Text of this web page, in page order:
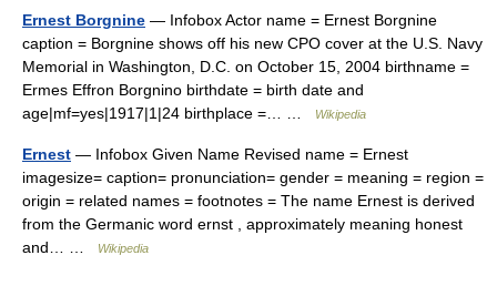
Ernest Borgnine — Infobox Actor name = Ernest Borgnine
caption = Borgnine shows off his new CPO cover at the U.S. Navy
Memorial in Washington, D.C. on October 15, 2004 birthname =
Ermes Effron Borgnino birthdate = birth date and
age|mf=yes|1917|1|24 birthplace =… …
Wikipedia
Ernest — Infobox Given Name Revised name = Ernest
imagesize= caption= pronunciation= gender = meaning = region =
origin = related names = footnotes = The name Ernest is derived
from the Germanic word ernst , approximately meaning honest
and… …
Wikipedia